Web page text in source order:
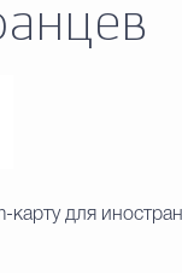
карту для